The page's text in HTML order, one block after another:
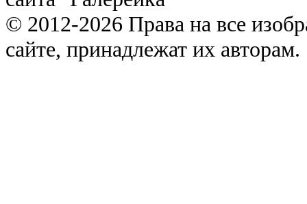
© 2012-2026 Права на все
сайте, принадлежат их авторам.